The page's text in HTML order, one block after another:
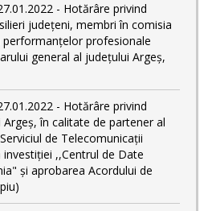
- Hotărâre privind
județeni, membri în comisia
performanțelor profesionale
general al județului Argeș,
- Hotărâre privind
în calitate de partener al
de Telecomunicații
investiției ,,Centrul de Date
și aprobarea Acordului de